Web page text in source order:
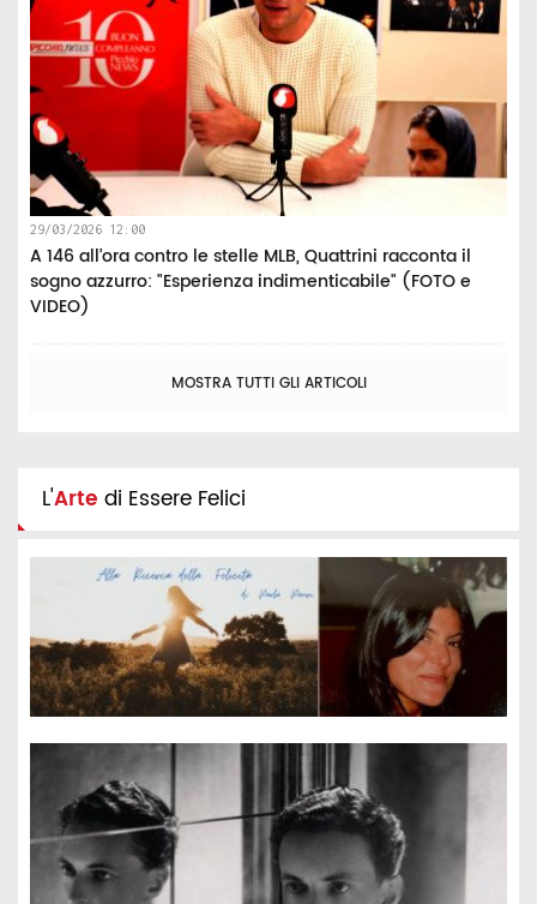
29/03/2026 12:00
A 146 all’ora contro le stelle MLB, Quattrini racconta il
sogno azzurro: "Esperienza indimenticabile" (FOTO e
VIDEO)
MOSTRA TUTTI GLI ARTICOLI
L'Arte di Essere Felici